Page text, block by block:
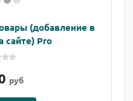
(добавление в
сайте) Pro
руб